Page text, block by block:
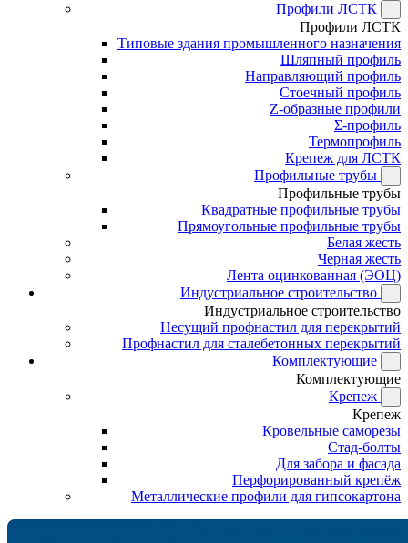
Профили ЛСТК
Профили ЛСТК
Типовые здания промышленного назначения
Шляпный профиль
Направляющий профиль
Стоечный профиль
Z-образные профили
Σ-профиль
Термопрофиль
Крепеж для ЛСТК
Профильные трубы
Профильные трубы
Квадратные профильные трубы
Прямоугольные профильные трубы
Белая жесть
Черная жесть
Лента оцинкованная (ЭОЦ)
Индустриальное строительство
Индустриальное строительство
Несущий профнастил для перекрытий
Профнастил для сталебетонных перекрытий
Комплектующие
Комплектующие
Крепеж
Крепеж
Кровельные саморезы
Стад-болты
Для забора и фасада
Перфорированный крепёж
Металлические профили для гипсокартона